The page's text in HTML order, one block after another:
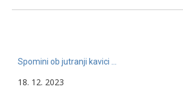
Spomini ob jutranji kavici …
18. 12. 2023